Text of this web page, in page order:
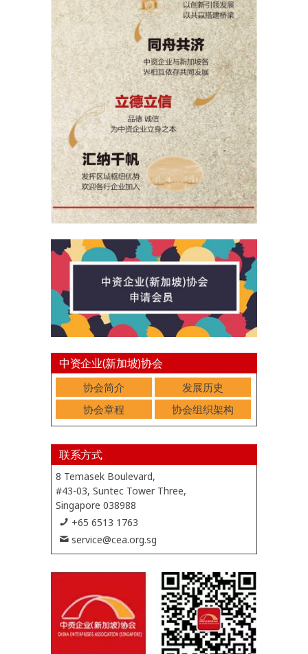
中资企业(新加坡)协会
协会简介
发展历史
协会章程
协会组织架构
联系方式
8 Temasek Boulevard,
#43-03, Suntec Tower Three,
Singapore 038988
+65 6513 1763
service@cea.org.sg